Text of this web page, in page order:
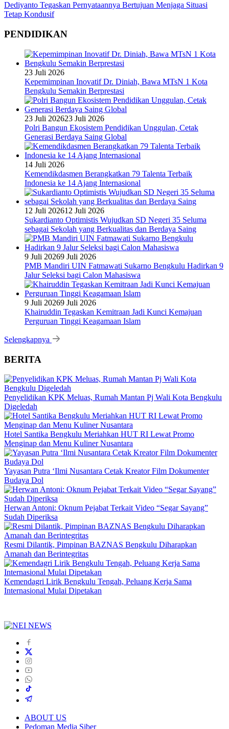
Dediyanto Tegaskan Pernyataannya Bertujuan Menjaga Situasi
Tetap Kondusif
PENDIDIKAN
23 Juli 2026
Kepemimpinan Inovatif Dr. Diniah, Bawa MTsN 1 Kota
Bengkulu Semakin Berprestasi
23 Juli 202623 Juli 2026
Polri Bangun Ekosistem Pendidikan Unggulan, Cetak
Generasi Berdaya Saing Global
14 Juli 2026
Kemendikdasmen Berangkatkan 79 Talenta Terbaik
Indonesia ke 14 Ajang Internasional
12 Juli 202612 Juli 2026
Sukardianto Optimistis Wujudkan SD Negeri 35 Seluma
sebagai Sekolah yang Berkualitas dan Berdaya Saing
9 Juli 20269 Juli 2026
PMB Mandiri UIN Fatmawati Sukarno Bengkulu Hadirkan 9
Jalur Seleksi bagi Calon Mahasiswa
9 Juli 20269 Juli 2026
Khairuddin Tegaskan Kemitraan Jadi Kunci Kemajuan
Perguruan Tinggi Keagamaan Islam
Selengkapnya
BERITA
Penyelidikan KPK Meluas, Rumah Mantan Pj Wali Kota Bengkulu
Digeledah
Hotel Santika Bengkulu Meriahkan HUT RI Lewat Promo
Menginap dan Menu Kuliner Nusantara
Yayasan Putra ‘Ilmi Nusantara Cetak Kreator Film Dokumenter
Budaya Dol
Herwan Antoni: Oknum Pejabat Terkait Video “Segar Sayang”
Sudah Diperiksa
Resmi Dilantik, Pimpinan BAZNAS Bengkulu Diharapkan
Amanah dan Berintegritas
Kemendagri Lirik Bengkulu Tengah, Peluang Kerja Sama
Internasional Mulai Dipetakan
ABOUT US
Pedoman Media Siber